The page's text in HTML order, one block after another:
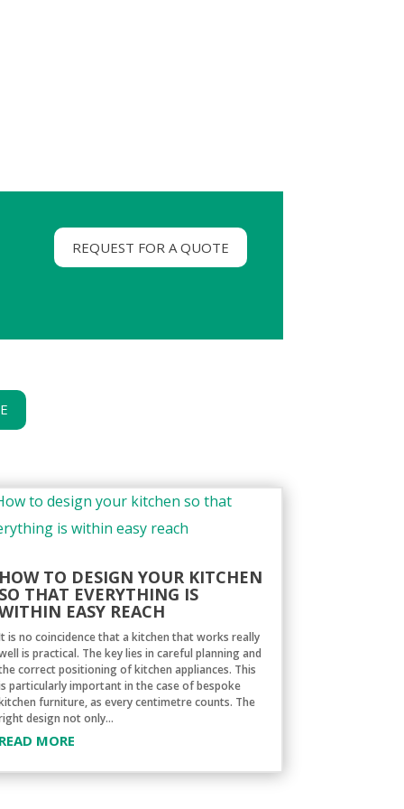
REQUEST FOR A QUOTE
HOW TO DESIGN YOUR KITCHEN
SO THAT EVERYTHING IS
EASY REACH
is no coincidence that a kitchen that works really
is practical. The key lies in careful planning and
correct positioning of kitchen appliances. This
particularly important in the case of bespoke
furniture, as every centimetre counts. The
design not only...
READ MORE